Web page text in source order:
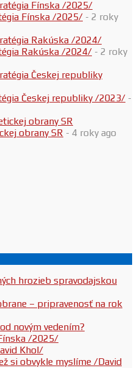
Fínska /2025/ - 2 roky
Rakúska /2024/ - 2 roky
Českej republiky /2023/ -
obrany SR - 4 roky ago
hrozieb spravodajskou
– pripravenosť na rok
novým vedením?
/2025/
Khol/
si obvykle myslíme /David